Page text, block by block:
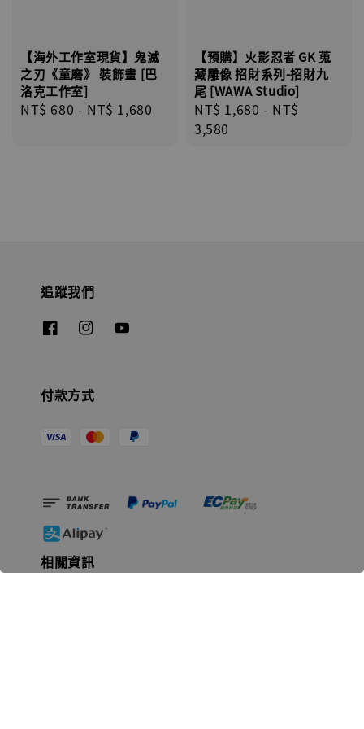
【海外工作室現貨】鬼滅
之刃《童磨》 裝飾畫 [巴
洛克工作室]
Regular
NT$ 680 - NT$ 1,680
【預購】火影忍者 GK 蒐
藏雕像 招財系列-招財九
尾 [WAWA Studio]
Regular
price
NT$ 1,680 - NT$
3,580
追蹤我們
付款方式
相關資訊